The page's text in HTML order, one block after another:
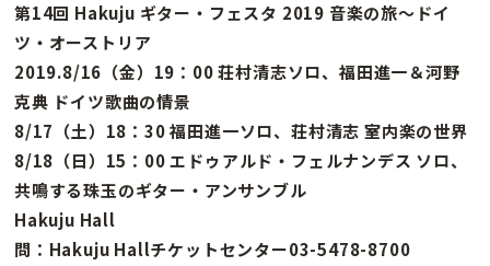
第14回 Hakuju ギター・フェスタ 2019 音楽の旅〜ドイ
ツ・オーストリア
2019.8/16（金）19：00 荘村清志ソロ、福田進一＆河野
克典 ドイツ歌曲の情景
8/17（土）18：30 福田進一ソロ、荘村清志 室内楽の世界
8/18（日）15：00 エドゥアルド・フェルナンデス ソロ、
共鳴する珠玉のギター・アンサンブル
Hakuju Hall
問：Hakuju Hallチケットセンター03-5478-8700